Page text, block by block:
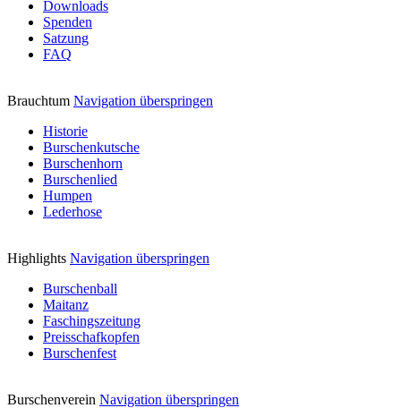
Downloads
Spenden
Satzung
FAQ
Brauchtum Navigation überspringen
Historie
Burschenkutsche
Burschenhorn
Burschenlied
Humpen
Lederhose
Highlights Navigation überspringen
Burschenball
Maitanz
Faschingszeitung
Preisschafkopfen
Burschenfest
Burschenverein Navigation überspringen